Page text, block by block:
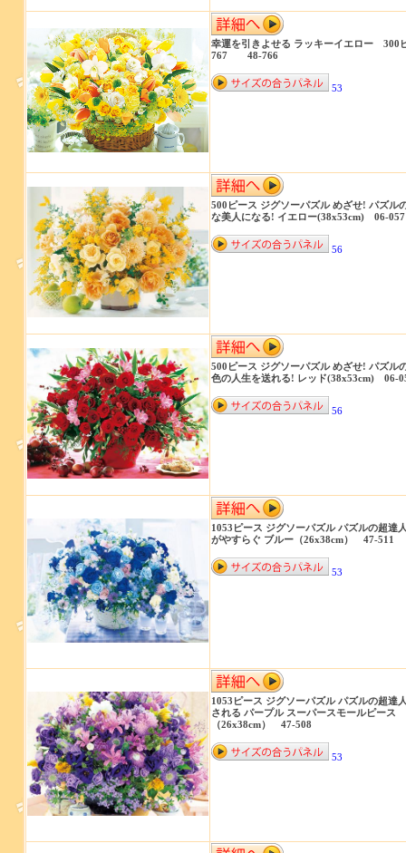
幸運を引きよせる ラッキーイエロー 300
767 48-766
53
500ピース ジグソーパズル めざせ! パズル
な美人になる! イエロー(38x53cm) 06-057
56
500ピース ジグソーパズル めざせ! パズル
色の人生を送れる! レッド(38x53cm) 06-
56
1053ピース ジグソーパズル パズルの超達
がやすらぐ ブルー（26x38cm） 47-511
53
1053ピース ジグソーパズル パズルの超達
される パープル スーパースモールピース
（26x38cm） 47-508
53